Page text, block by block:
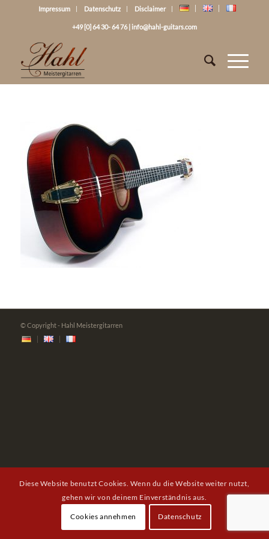
Impressum Datenschutz Disclaimer
+49 [0] 64 30- 64 76|info@hahl-guitars.com
© Copyright - Hahl Meistergitarren
Diese Website benutzt Cookies. Wenn du die Website weiter nutzt,
gehen wir von deinem Einverständnis aus.
Cookies annehmen Datenschutz